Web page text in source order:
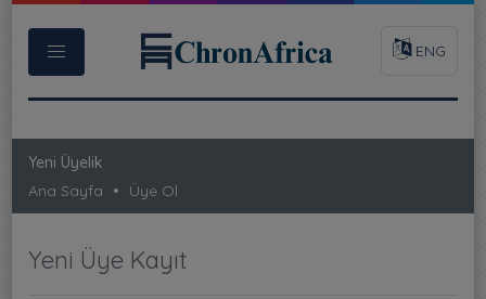
ENG
Yeni Üyelik
Ana Sayfa
Üye Ol
Yeni Üye Kayıt